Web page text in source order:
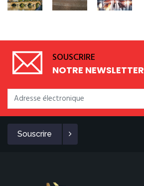
SOUSCRIRE
NOTRE NEWSLETTER
Souscrire